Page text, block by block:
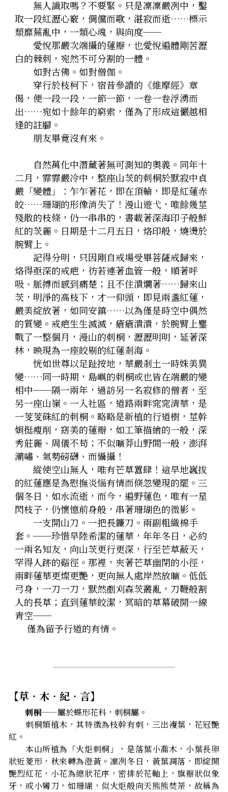
無人識取嗎？不要緊。只是凜凜嚴冽中，鑿
取一段紅瀝心竅，倜儻而歌，湛寂而逝……標示
頹靡蕪亂中，一類心魂，與向度──
愛悅那嚴次端攝的蓮瓣，也愛悅遍體剛苦瀝
白的棘刺，宛然不可分割的一體。
如對古佛。如對僧伽。
穿行於枝柯下，宿昔參讀的《維摩經》章
偈，便一段一段，一節一節，一卷一卷浮湧而
出……宛如十餘年的窮索，僅為了形成這儼越相
逢的註腳。
朋友畢竟沒有來。
自然萬化中潛藏著無可測知的奧義。同年十
二月，霏霏嚴冷中，整座山茨的刺桐於默寂中貞
嚴「變體」：乍乍著花，即在頂輪，即是紅蓮赤
皎……珊瑚的形像消失了！漫山遊弋，唯餘幾莖
殘散的枝條，仍一串串的，書載著深海印子般鮮
紅的茨麗。日期是十二月五日，烙印般，燒燙於
腕臂上。
記得分明，只因剛自戒場受畢菩薩戒歸來，
烙得亟深的戒疤，彷若連著血管一般，順著呼
吸、脈搏而感到痛楚；且不住潰爛著……歸來山
茨，明淨的高枝下，才一仰頭，即見兩盞紅蓮，
嚴美綻放著，如同安鎮……以為僅是時空中偶然
的質變。戒疤生生滅滅，瘡瘡潰潰，於腕臂上鏖
戰了一整個月，漫山的刺桐，瀝瀝明明，延著深
林，映現為一座皎剔的紅蓮剎海。
恍如世尊以足趾按地，華嚴剎土一時姝美異
變……同一時期，島嶼的刺桐或也皆在端嚴的變
相中──隔一兩年，過訪另一名寂修的僧者，至
另一座山嶺。一入社區，道路兩畔窕窕清華，是
一芰芰硃紅的刺桐。略略是新植的行道樹，莖幹
娟挺瘦削，窈美的蓮瓣，如工筆描繪的一般，深
秀莊麗、周儀不苟；不似曠莽山野間一般，澎湃
潮嘯、氣勢磅礴、而懾攝！
縱使空山無人，唯有芒草囂肆！這旱地巍拔
的紅蓮應是為慰撫炎惱有情而倏忽變現的罷。三
個冬日，如水流逝，而今，遍野蓮色，唯有一星
閃枝子，仍懷憶前身般，串著珊瑚色的微影。
一支開山刀。一把長鐮刀。兩副粗織棉手
套。──珍惜旱陸希潔的蓮華，年年冬日，必約
一兩名知友，向山茨更行更深，行至芒草蔽天，
罕得人跡的谿徑。那裡，夾著芒草幽閉的小徑，
兩畔蓮華更燦更艷，更向無人處岸然放曠。低低
弓身，一刀一刀，默然剷刈森茨叢亂，刀鞭般割
人的長草；直到蓮華皎潔，冥暗的草幕破開一線
青空──
僅為留予行道的有情。
【草‧木‧紀‧言】
        刺桐
——屬於蝶形花科，刺桐屬。
刺桐類植木，其特徵為枝幹有刺，三出複葉，花冠艷
紅。
本山所植為「火炬刺桐」，是落葉小喬木，小葉長卵
狀近菱形，秋來轉為澄黃。凜冽冬日，黃葉凋落，即綻開
艷烈紅花，小花為總狀花序，密排於花軸上，旗瓣狀似象
牙，或小彎刀，如珊瑚，似火炬般向天熊熊焚荼，故稱為